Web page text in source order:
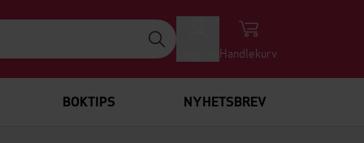
Handlekurv
BOKTIPS NYHETSBREV